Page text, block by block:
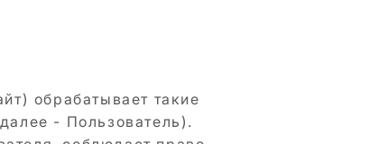
обрабатывает такие
- Пользователь).